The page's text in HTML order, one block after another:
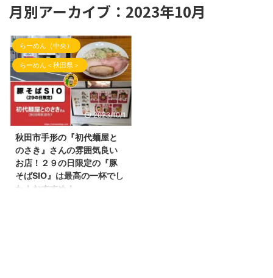
月別アーカイブ：2023年10月
らーめん（中央）
らーめん＜秋田県＞
2023/10/1
秋田市手形の『初代麺屋と
のさき』さんの雰囲気良い
お店！２９の日限定の『豚
そばSIO』は最高の一杯でし
た！おすすめ！